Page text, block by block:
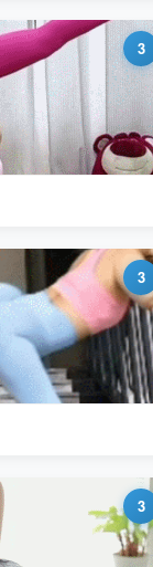
3
3
3